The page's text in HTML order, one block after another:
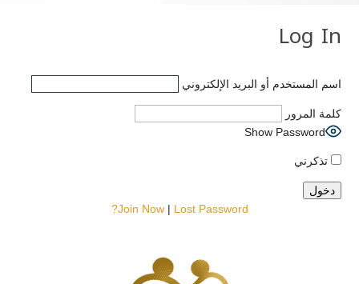
Log In
اسم المستخدم أو البريد الإلكتروني
كلمة المرور
Show Password
تذكرني
Join Now| Lost Password?